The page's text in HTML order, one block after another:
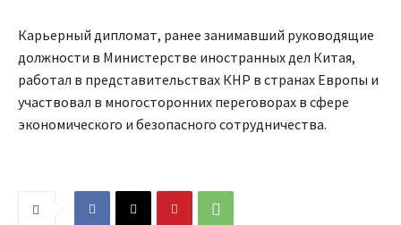
Карьерный дипломат, ранее занимавший руководящие
должности в Министерстве иностранных дел Китая,
работал в представительствах КНР в странах Европы и
участвовал в многосторонних переговорах в сфере
экономического и безопасного сотрудничества.